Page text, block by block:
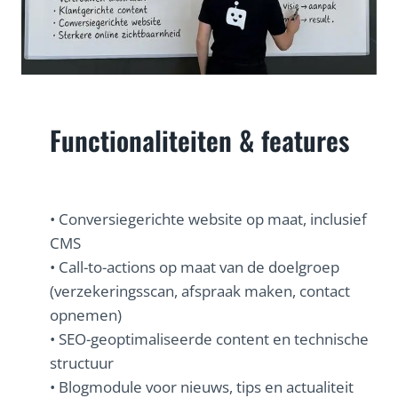
Functionaliteiten & features
• Conversiegerichte website op maat, inclusief
CMS
• Call-to-actions op maat van de doelgroep
(verzekeringsscan, afspraak maken, contact
opnemen)
• SEO-geoptimaliseerde content en technische
structuur
• Blogmodule voor nieuws, tips en actualiteit